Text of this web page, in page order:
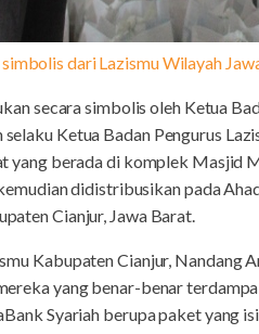
dari Lazismu Wilayah
secara simbolis oleh Ketua
Ketua Badan Pengurus
yang berada di komplek Masjid
didistribusikan pada
Cianjur, Jawa Barat.
Kabupaten Cianjur, Nandang
yang benar-benar
Syariah berupa paket yang